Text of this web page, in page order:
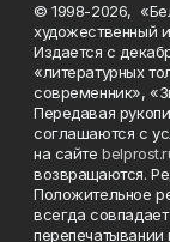
© 1998-2026,
художественный
Издается с
«литературных
современник»,
Передавая
соглашаются с
на сайте
возвращаются.
Положительное
всегда